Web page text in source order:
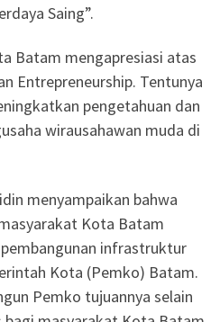
Saing”.
Batam mengapresiasi atas
Entrepreneurship. Tentunya
pengetahuan dan
wirausahawan muda di
menyampaikan bahwa
Kota Batam
infrastruktur
Kota (Pemko) Batam.
Pemko tujuannya selain